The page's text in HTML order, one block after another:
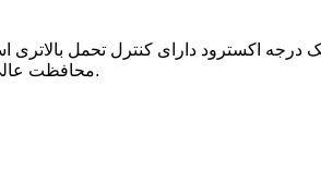
درجه اکسترود دارای کنترل تحمل
محافظت عالی موجود است. ورق اکریلیک/پلکسی گلاس را می توان گرم کرد، خم شد یا برش لیزری داد. با پوشش محافظ قوی در جای خود.